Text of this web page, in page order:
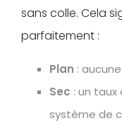
sans colle. Cela
parfaitement :
Plan :
Sec : un taux
système de